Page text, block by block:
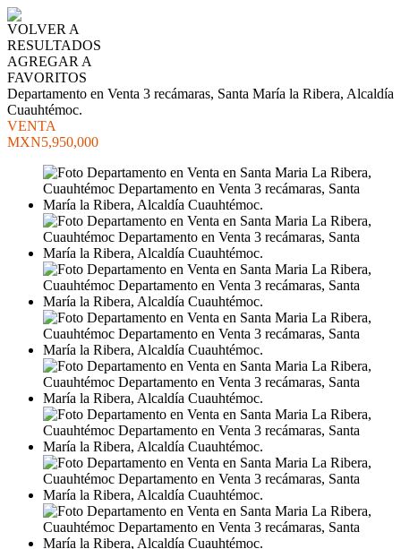
VOLVER A
RESULTADOS
AGREGAR A
FAVORITOS
Departamento en Venta 3 recámaras, Santa María la Ribera, Alcaldía
Cuauhtémoc.
VENTA
MXN5,950,000